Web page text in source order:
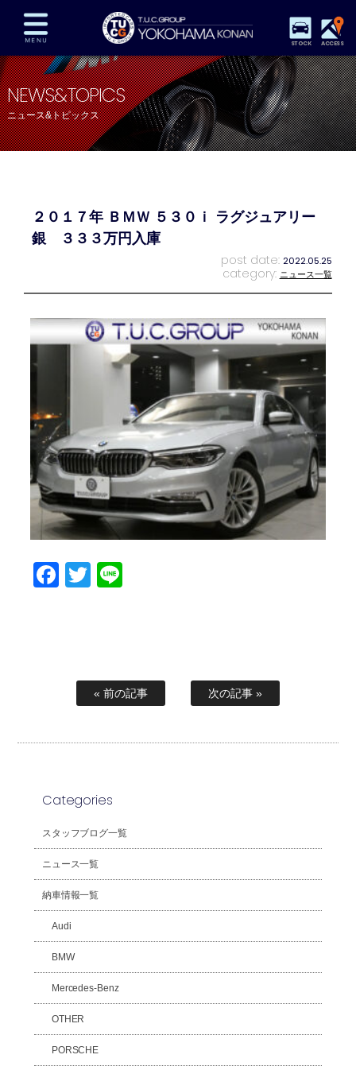
STOCK ACCESS
在庫車両情報 保証&サービス パーツリスト
TUCとは？ 店舗情報 アクセスマップ
全国納車 特別作業 注文販売
プライバシーポリシー スタッフblog
NEWS&TOPICS
ニュース&トピックス
２０１７年 ＢＭＷ ５３０ｉ ラグジュアリー
銀 ３３３万円入庫
post date: 2022.05.25
category: ニュース一覧
Facebook
Twitter
« 前の記事 次の記事 »
Categories
スタッフブログ一覧
ニュース一覧
納車情報一覧
Audi
BMW
Mercedes-Benz
OTHER
PORSCHE